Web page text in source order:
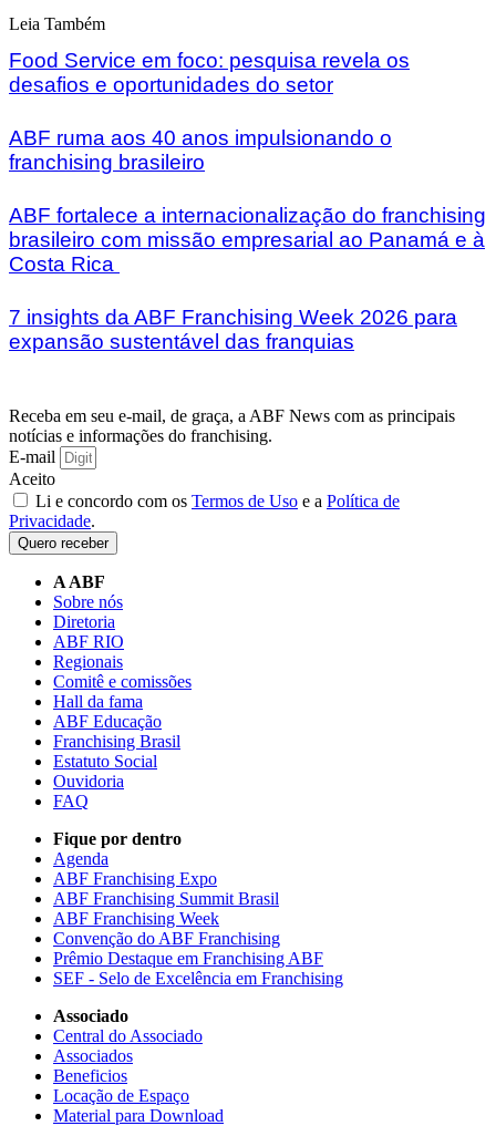
Leia Também
Food Service em foco: pesquisa revela os
desafios e oportunidades do setor
ABF ruma aos 40 anos impulsionando o
franchising brasileiro
ABF fortalece a internacionalização do franchising
brasileiro com missão empresarial ao Panamá e à
Costa Rica
7 insights da ABF Franchising Week 2026 para
expansão sustentável das franquias
Receba em seu e-mail, de graça, a ABF News com as principais
notícias e informações do franchising.
E-mail
Aceito
Li e concordo com os Termos de Uso e a Política de
Privacidade.
Quero receber
A ABF
Sobre nós
Diretoria
ABF RIO
Regionais
Comitê e comissões
Hall da fama
ABF Educação
Franchising Brasil
Estatuto Social
Ouvidoria
FAQ
Fique por dentro
Agenda
ABF Franchising Expo
ABF Franchising Summit Brasil
ABF Franchising Week
Convenção do ABF Franchising
Prêmio Destaque em Franchising ABF
SEF - Selo de Excelência em Franchising
Associado
Central do Associado
Associados
Beneficios
Locação de Espaço
Material para Download